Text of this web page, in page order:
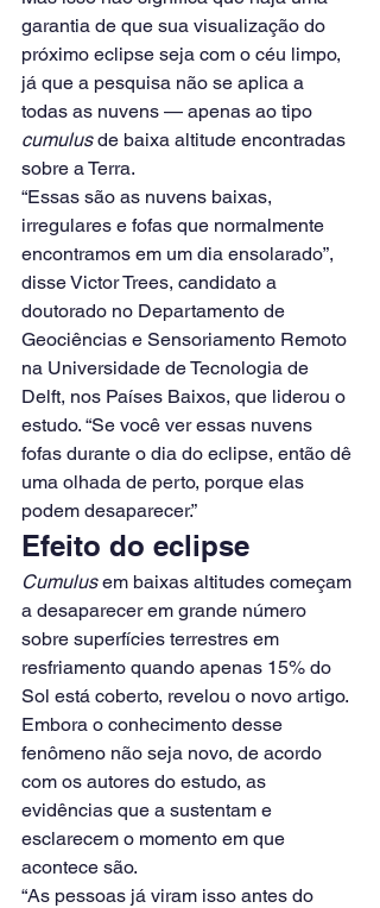
garantia de que sua visualização do
próximo eclipse seja com o céu limpo,
já que a pesquisa não se aplica a
todas as nuvens — apenas ao tipo
cumulus de baixa altitude encontradas
sobre a Terra.
“Essas são as nuvens baixas,
irregulares e fofas que normalmente
encontramos em um dia ensolarado”,
disse Victor Trees, candidato a
doutorado no Departamento de
Geociências e Sensoriamento Remoto
na Universidade de Tecnologia de
Delft, nos Países Baixos, que liderou o
estudo. “Se você ver essas nuvens
fofas durante o dia do eclipse, então dê
uma olhada de perto, porque elas
podem desaparecer.”
Efeito do eclipse
Cumulus em baixas altitudes começam
a desaparecer em grande número
sobre superfícies terrestres em
resfriamento quando apenas 15% do
Sol está coberto, revelou o novo artigo.
Embora o conhecimento desse
fenômeno não seja novo, de acordo
com os autores do estudo, as
evidências que a sustentam e
esclarecem o momento em que
acontece são.
“As pessoas já viram isso antes do